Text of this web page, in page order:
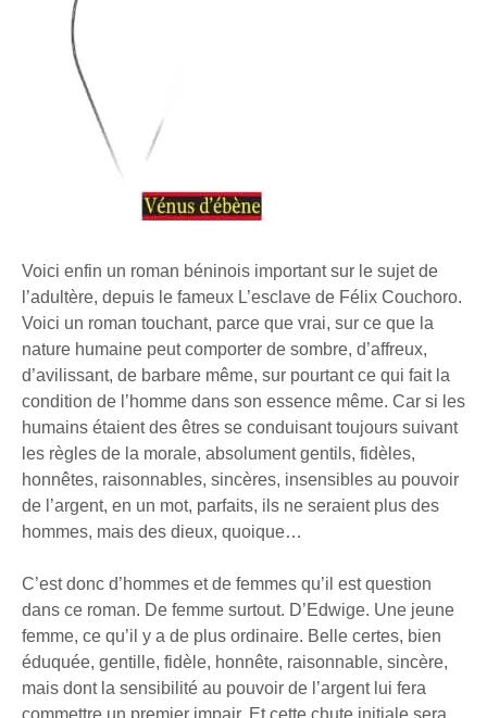
Voici enfin un roman béninois important sur le sujet de
l’adultère, depuis le fameux L’esclave de Félix Couchoro.
Voici un roman touchant, parce que vrai, sur ce que la
nature humaine peut comporter de sombre, d’affreux,
d’avilissant, de barbare même, sur pourtant ce qui fait la
condition de l’homme dans son essence même. Car si les
humains étaient des êtres se conduisant toujours suivant
les règles de la morale, absolument gentils, fidèles,
honnêtes, raisonnables, sincères, insensibles au pouvoir
de l’argent, en un mot, parfaits, ils ne seraient plus des
hommes, mais des dieux, quoique…
C’est donc d’hommes et de femmes qu’il est question
dans ce roman. De femme surtout. D’Edwige. Une jeune
femme, ce qu’il y a de plus ordinaire. Belle certes, bien
éduquée, gentille, fidèle, honnête, raisonnable, sincère,
mais dont la sensibilité au pouvoir de l’argent lui fera
commettre un premier impair. Et cette chute initiale sera